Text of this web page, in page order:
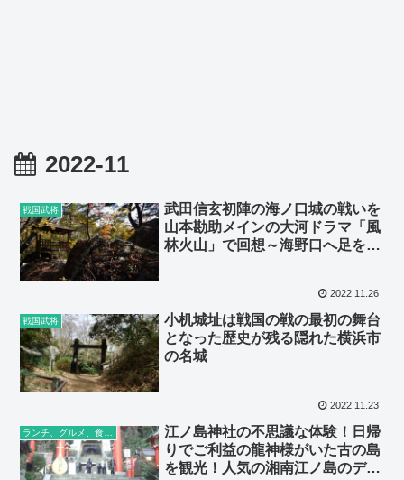
2022-11
戦国武将
武田信玄初陣の海ノ口城の戦いを
山本勘助メインの大河ドラマ「風
林火山」で回想～海野口へ足を運
2022.11.26
戦国武将
小机城址は戦国の戦の最初の舞台
となった歴史が残る隠れた横浜市
の名城
2022.11.23
江ノ島神社の不思議な体験！日帰
りでご利益の龍神様がいた古の島
を観光！人気の湘南江ノ島のデー